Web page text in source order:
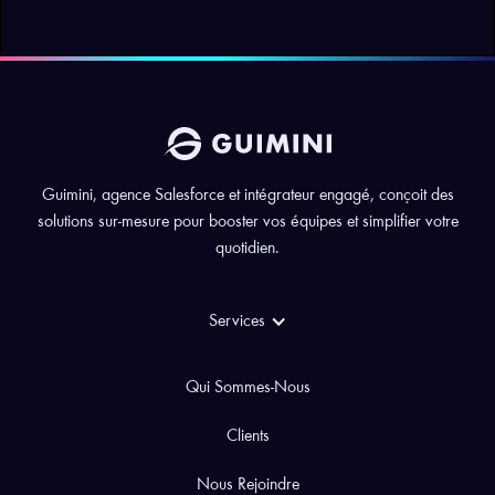
Guimini, agence Salesforce et intégrateur engagé, conçoit des
solutions sur-mesure pour booster vos équipes et simplifier votre
quotidien.
Services
Qui Sommes-Nous
Clients
Nous Rejoindre